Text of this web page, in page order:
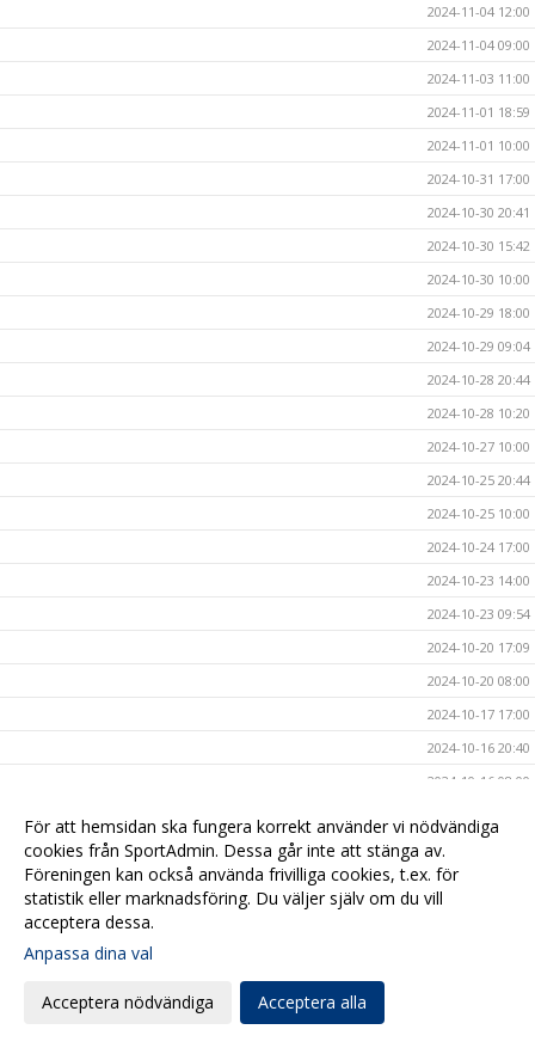
2024-11-04 12:00
2024-11-04 09:00
2024-11-03 11:00
2024-11-01 18:59
2024-11-01 10:00
2024-10-31 17:00
2024-10-30 20:41
2024-10-30 15:42
2024-10-30 10:00
2024-10-29 18:00
2024-10-29 09:04
2024-10-28 20:44
2024-10-28 10:20
2024-10-27 10:00
2024-10-25 20:44
2024-10-25 10:00
2024-10-24 17:00
2024-10-23 14:00
2024-10-23 09:54
2024-10-20 17:09
2024-10-20 08:00
2024-10-17 17:00
2024-10-16 20:40
2024-10-16 08:00
2024-10-14 15:47
2024-10-13 19:00
För att hemsidan ska fungera korrekt använder vi nödvändiga
cookies från SportAdmin. Dessa går inte att stänga av.
Föreningen kan också använda frivilliga cookies, t.ex. för
statistik eller marknadsföring. Du väljer själv om du vill
acceptera dessa.
Anpassa dina val
Acceptera nödvändiga Acceptera alla